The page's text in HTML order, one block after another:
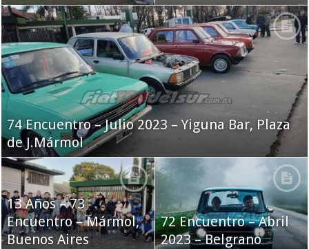
74 Encuentro – Julio 2023 – Yiguna Bar, Plaza
de J.Mármol
13 Años – 73
Encuentro – Mármol,
Buenos Aires
72 Encuentro – Abril
2023 – Belgrano